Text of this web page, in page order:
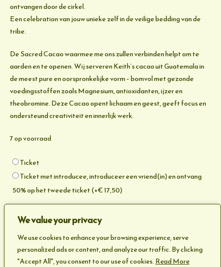
We value your privacy
We use cookies to enhance your browsing experience, serve
personalized ads or content, and analyze our traffic. By clicking
"Accept All", you consent to our use of cookies. Read More
ontvangen door de cirkel.
Een celebration van jouw unieke zelf in de veilige bedding van de
tribe.
De Sacred Cacao waarmee me ons zullen verbinden helpt om te
aarden en te openen. Wij serveren Keith’s cacao uit Guatemala in
de meest pure en oorspronkelijke vorm – bomvol met gezonde
voedingsstoffen zoals Magnesium, antioxidanten, ijzer en
theobromine. Deze Cacao opent lichaam en geest, geeft focus en
ondersteund creativiteit en innerlijk werk.
7 op voorraad
Soort
Ticket
Ticket
Ticket met introducee, introduceer een vriend(in) en ontvang
50% op het tweede ticket(+€17,50)
Heart
Space
Cacao
Categorie:Uncategorized